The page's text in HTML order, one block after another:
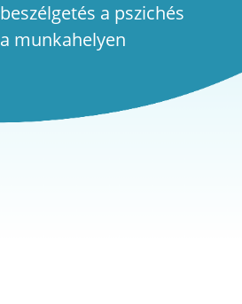
a pszichés
munkahelyen